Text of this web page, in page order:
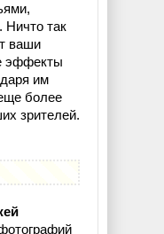
так
ваши
эффекты
им
более
зрителей.